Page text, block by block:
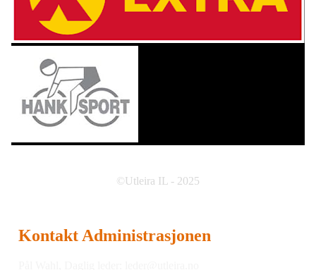
©Utleira IL - 2025
Kontakt Administrasjonen